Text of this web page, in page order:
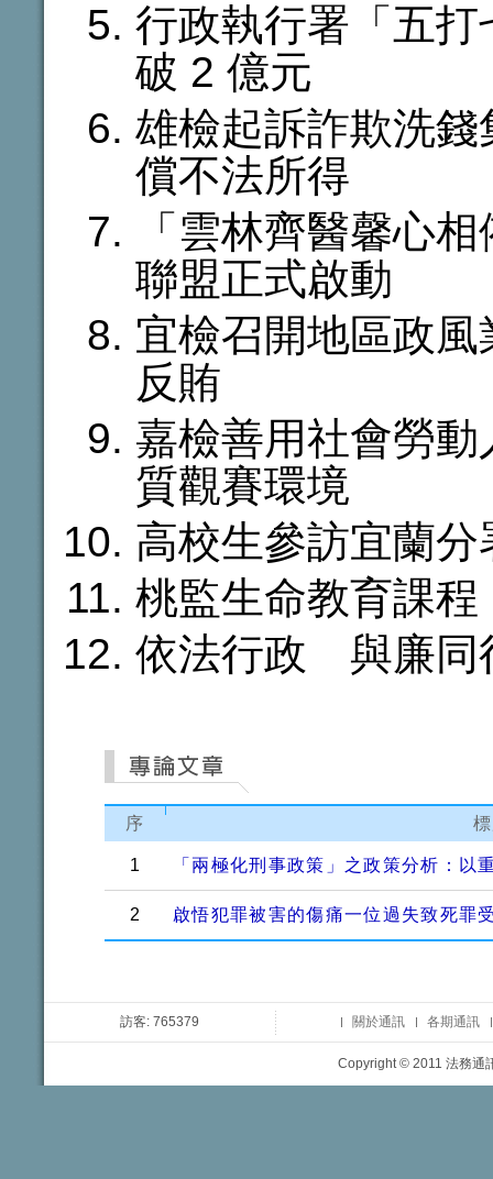
行政執行署「五
破 2 億元
雄檢起訴詐欺洗
償不法所得
「雲林齊醫馨心
聯盟正式啟動
宜檢召開地區政
反賄
嘉檢善用社會勞
質觀賽環境
高校生參訪宜蘭
桃監生命教育課
依法行政 與廉同
序
1 「兩極化刑事政策」之政策分析：以
2 啟悟犯罪被害的傷痛一位過失致死罪
訪客: 765379 關於通訊 各期通訊
Copyright © 2011 法務